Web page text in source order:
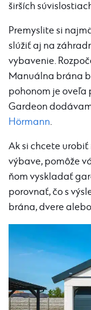
širších
Premyslite si
slúžiť aj na
vybavenie.
Manuálna brána
pohonom je oveľa
Gardeon
Hörmann.
Ak si chcete
výbave, pomôže
ňom vyskladať
porovnať, čo s
brána, dvere